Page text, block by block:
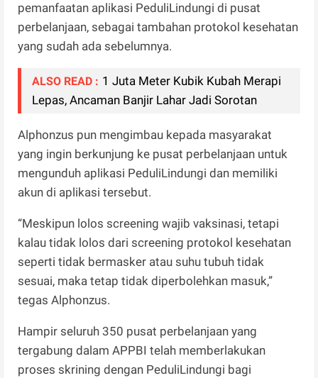
pemanfaatan aplikasi PeduliLindungi di pusat
perbelanjaan, sebagai tambahan protokol kesehatan
yang sudah ada sebelumnya.
ALSO READ : 1 Juta Meter Kubik Kubah Merapi
Lepas, Ancaman Banjir Lahar Jadi Sorotan
Alphonzus pun mengimbau kepada masyarakat
yang ingin berkunjung ke pusat perbelanjaan untuk
mengunduh aplikasi PeduliLindungi dan memiliki
akun di aplikasi tersebut.
“Meskipun lolos screening wajib vaksinasi, tetapi
kalau tidak lolos dari screening protokol kesehatan
seperti tidak bermasker atau suhu tubuh tidak
sesuai, maka tetap tidak diperbolehkan masuk,”
tegas Alphonzus.
Hampir seluruh 350 pusat perbelanjaan yang
tergabung dalam APPBI telah memberlakukan
proses skrining dengan PeduliLindungi bagi